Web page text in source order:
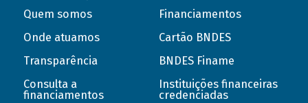
Quem somos
Onde atuamos
Transparência
Consulta a
financiamentos
Financiamentos
Cartão BNDES
BNDES Finame
Instituições financeiras
credenciadas